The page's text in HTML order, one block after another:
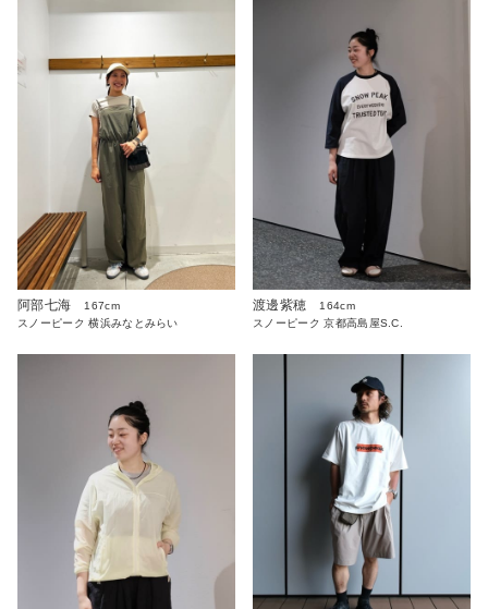
阿部七海
167cm
スノーピーク 横浜みなとみらい
渡邊紫穂
164cm
スノーピーク 京都高島屋S.C.